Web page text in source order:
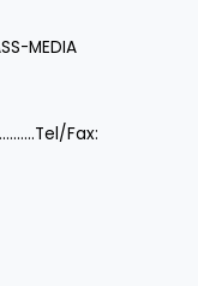
MEDIA
Fax: